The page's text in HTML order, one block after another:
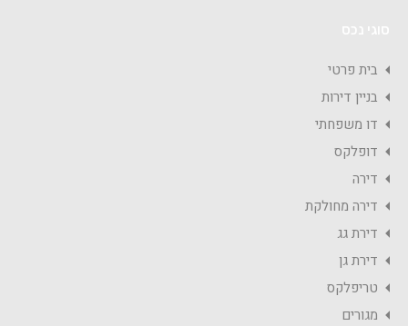
בית פרטי
בניין דירות
דו משפחתי
דופלקס
דירה
דירה מחולקת
דירת גג
דירת גן
טריפלקס
מגורים